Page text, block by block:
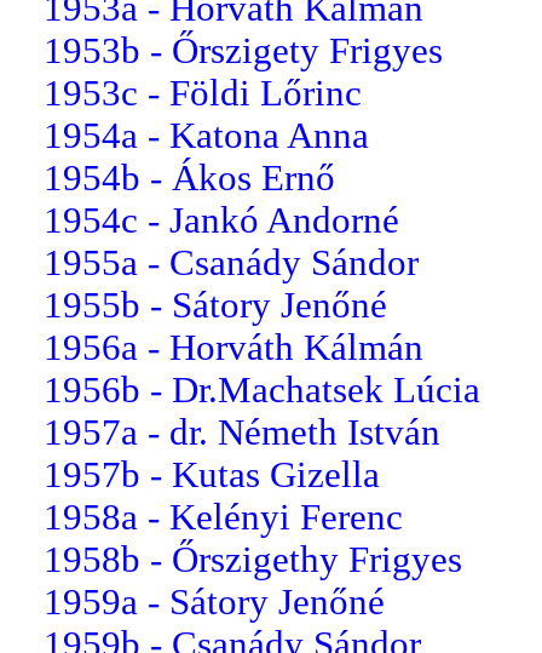
1953b - Őrszigety Frigyes
1953c - Földi Lőrinc
1954a - Katona Anna
1954b - Ákos Ernő
1954c - Jankó Andorné
1955a - Csanády Sándor
1955b - Sátory Jenőné
1956a - Horváth Kálmán
1956b - Dr.Machatsek Lúcia
1957a - dr. Németh István
1957b - Kutas Gizella
1958a - Kelényi Ferenc
1958b - Őrszigethy Frigyes
1959a - Sátory Jenőné
1959b - Csanády Sándor